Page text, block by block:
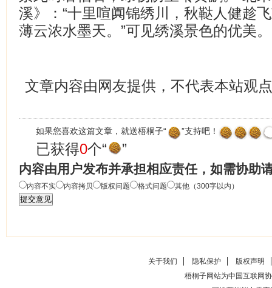
溪》：“十里喧阗锦绣川，秋鞑人健趁
薄云浓水墨天。”可见绣溪景色的优美。
文章内容由网友提供，不代表本站观点
如果您喜欢这篇文章，就送梧桐子“ ”支持吧！
已获得0个“ ”
内容由用户发布并承担相应责任，如需协助
内容不实 内容拷贝 版权问题 格式问题 其他（300字以内）
关于我们 隐私保护
版权声明
梧桐子网站为中国互联网